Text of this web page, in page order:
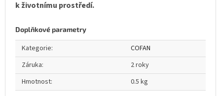
k životnímu prostředí.
Doplňkové parametry
Kategorie:
COFAN
Záruka:
2 roky
Hmotnost: 0.5 kg